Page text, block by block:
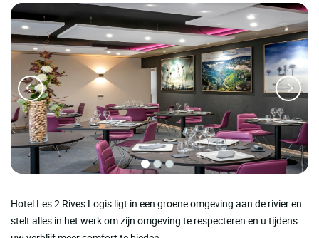
Hotel Les 2 Rives Logis ligt in een groene omgeving aan de rivier en
stelt alles in het werk om zijn omgeving te respecteren en u tijdens